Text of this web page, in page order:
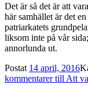
Det är så det är att
här samhället är det
patriarkatets
liksom inte på vår
annorlunda ut.
Postat 14 april, 2016
kommentarertill Att